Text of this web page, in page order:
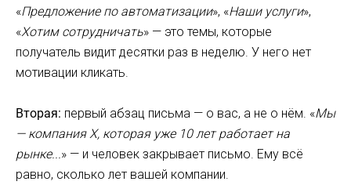
«Предложение по автоматизации», «Наши услуги»,
«Хотим сотрудничать» — это темы, которые
получатель видит десятки раз в неделю. У него нет
мотивации кликать.
Вторая: первый абзац письма — о вас, а не о нём. «Мы
— компания X, которая уже 10 лет работает на
рынке...» — и человек закрывает письмо. Ему всё
равно, сколько лет вашей компании.